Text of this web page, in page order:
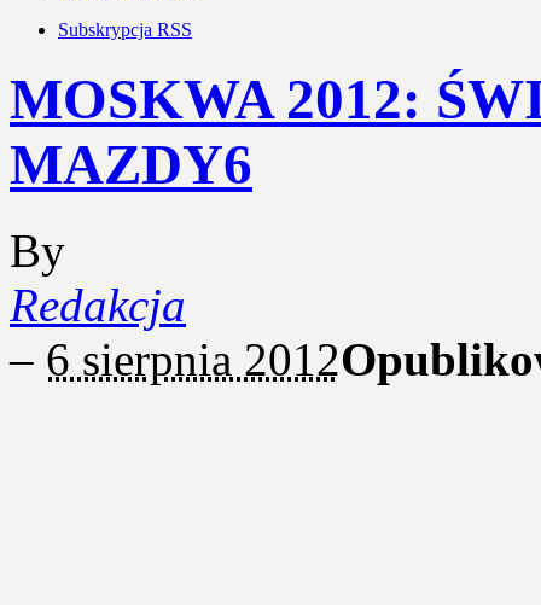
Subskrypcja RSS
MOSKWA 2012:
MAZDY6
By
Redakcja
– 6 sierpnia 2012